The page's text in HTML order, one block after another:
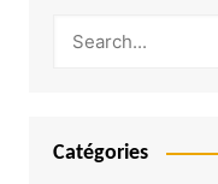
Catégories